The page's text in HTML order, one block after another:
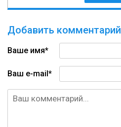
Добавить комментарий
Ваше имя*
Ваш e-mail*